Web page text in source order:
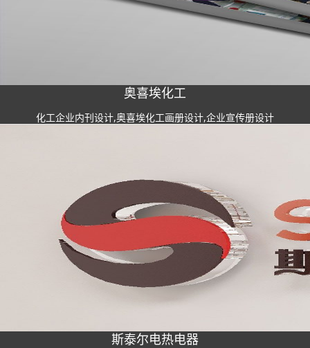
奥喜埃化工
化工企业内刊设计,奥喜埃化工画册设计,企业宣传册设计
斯泰尔电热电器